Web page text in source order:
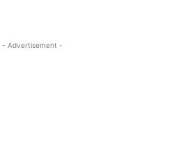
- Advertisement -